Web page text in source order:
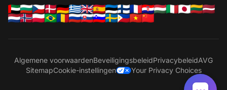
Algemene voorwaardenBeveiligingsbeleidPrivacybeleidAVG
SitemapCookie-instellingen Your Privacy Choices